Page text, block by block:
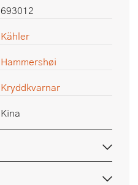
693012
Kähler
Hammershøi
Kryddkvarnar
Kina